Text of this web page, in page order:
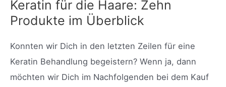
Keratin für die Haare: Zehn
Produkte im Überblick
Konnten wir Dich in den letzten Zeilen für eine
Keratin Behandlung begeistern? Wenn ja, dann
möchten wir Dich im Nachfolgenden bei dem Kauf